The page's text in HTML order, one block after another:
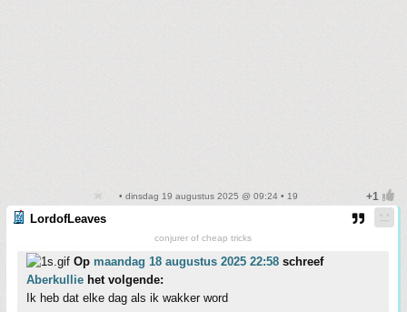
• dinsdag 19 augustus 2025 @ 09:24 • 19
LordofLeaves
conjurer of cheap tricks
Op maandag 18 augustus 2025 22:58 schreef
Aberkullie het volgende:
Ik heb dat elke dag als ik wakker word